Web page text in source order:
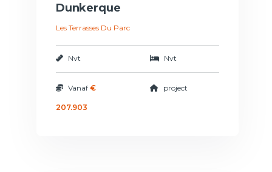
Dunkerque
Les Terrasses Du Parc
Nvt Nvt
Vanaf €
207.903
project